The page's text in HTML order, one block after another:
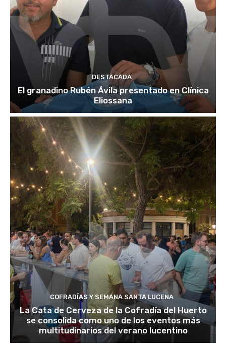
DESTACADA
El granadino Rubén Ávila presentado en Clínica
Eliossana
COFRADÍAS Y SEMANA SANTA LUCENA
La Cata de Cerveza de la Cofradía del Huerto
se consolida como uno de los eventos más
multitudinarios del verano lucentino